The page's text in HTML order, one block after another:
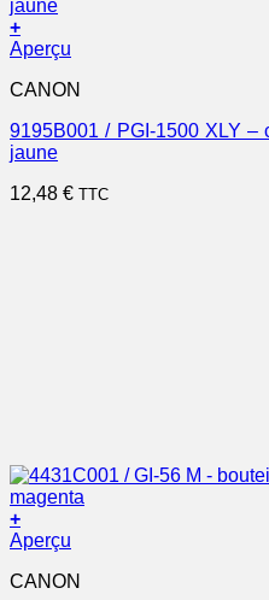
+
Aperçu
CANON
9195B001 / PGI-1500 XLY –
jaune
12,48 € TTC
+
Aperçu
CANON